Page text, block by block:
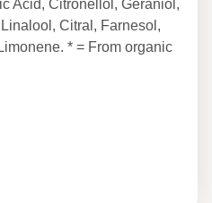
Acid, Citronellol, Geraniol,
Citral, Farnesol,
* = From organic